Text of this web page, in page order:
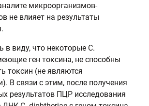
микроорганизмов-
не влияет на результаты
в виду, что некоторые C.
ген токсина, не способны
токсин (не являются
В связи с этим, после получения
результатов ПЦР исследования